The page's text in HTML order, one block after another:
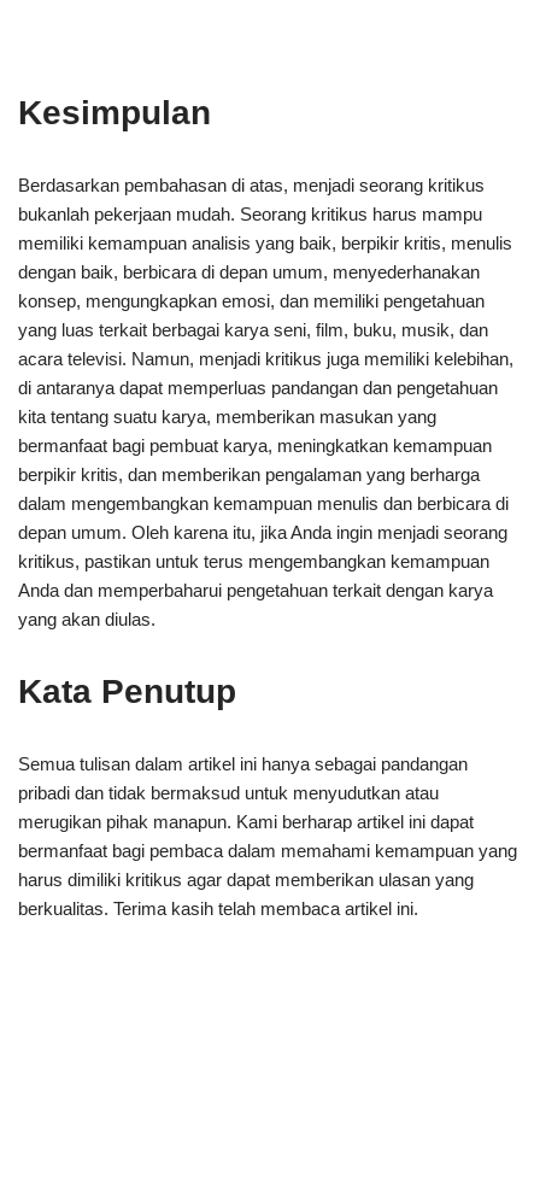
Kesimpulan
Berdasarkan pembahasan di atas, menjadi seorang kritikus
bukanlah pekerjaan mudah. Seorang kritikus harus mampu
memiliki kemampuan analisis yang baik, berpikir kritis, menulis
dengan baik, berbicara di depan umum, menyederhanakan
konsep, mengungkapkan emosi, dan memiliki pengetahuan
yang luas terkait berbagai karya seni, film, buku, musik, dan
acara televisi. Namun, menjadi kritikus juga memiliki kelebihan,
di antaranya dapat memperluas pandangan dan pengetahuan
kita tentang suatu karya, memberikan masukan yang
bermanfaat bagi pembuat karya, meningkatkan kemampuan
berpikir kritis, dan memberikan pengalaman yang berharga
dalam mengembangkan kemampuan menulis dan berbicara di
depan umum. Oleh karena itu, jika Anda ingin menjadi seorang
kritikus, pastikan untuk terus mengembangkan kemampuan
Anda dan memperbaharui pengetahuan terkait dengan karya
yang akan diulas.
Kata Penutup
Semua tulisan dalam artikel ini hanya sebagai pandangan
pribadi dan tidak bermaksud untuk menyudutkan atau
merugikan pihak manapun. Kami berharap artikel ini dapat
bermanfaat bagi pembaca dalam memahami kemampuan yang
harus dimiliki kritikus agar dapat memberikan ulasan yang
berkualitas. Terima kasih telah membaca artikel ini.